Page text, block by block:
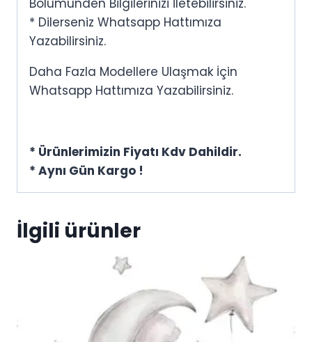
Bölümünden Bilgilerinizi İletebilirsiniz.
* Dilerseniz Whatsapp Hattımıza
Yazabilirsiniz.
Daha Fazla Modellere Ulaşmak İçin
Whatsapp Hattımıza Yazabilirsiniz.
* Ürünlerimizin Fiyatı Kdv Dahildir.
* Aynı Gün Kargo !
İlgili ürünler